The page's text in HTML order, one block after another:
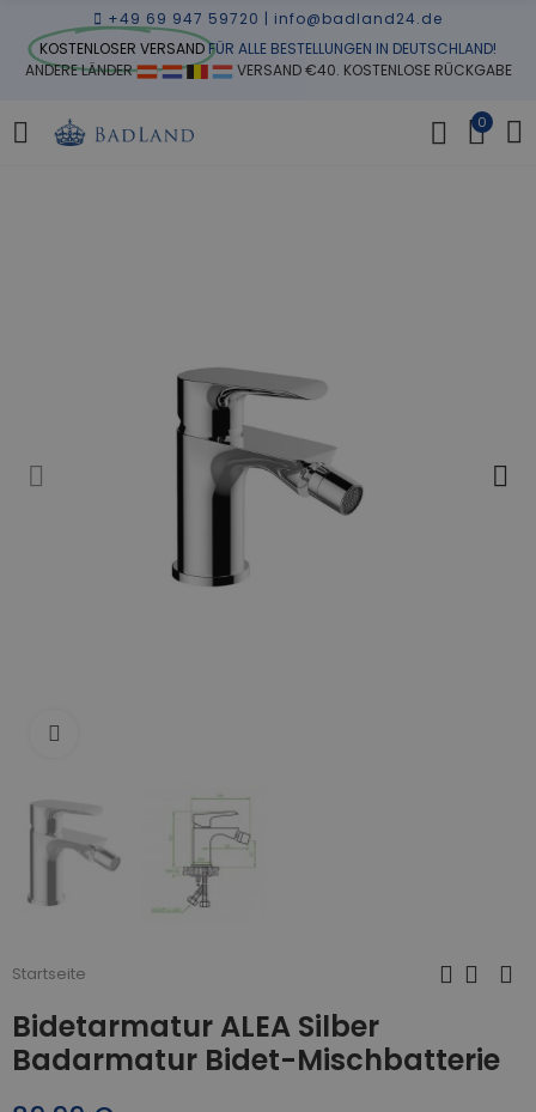
+49 69 947 59720 | info@badland24.de
KOSTENLOSER VERSANDFÜR ALLE BESTELLUNGEN IN DEUTSCHLAND!
ANDERE LÄNDER
VERSAND €40. KOSTENLOSE RÜCKGABE
0
Startseite
Bidetarmatur ALEA Silber
Badarmatur Bidet-Mischbatterie